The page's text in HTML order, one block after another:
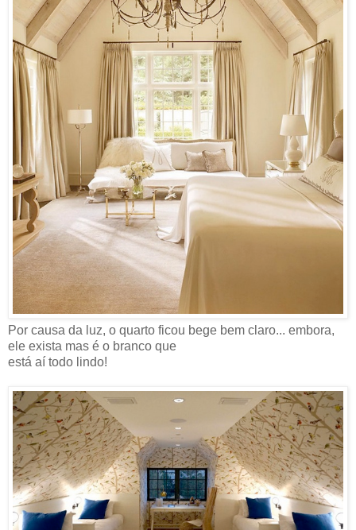
Por causa da luz, o quarto ficou bege bem claro... embora,
ele exista mas é o branco que
está aí todo lindo!